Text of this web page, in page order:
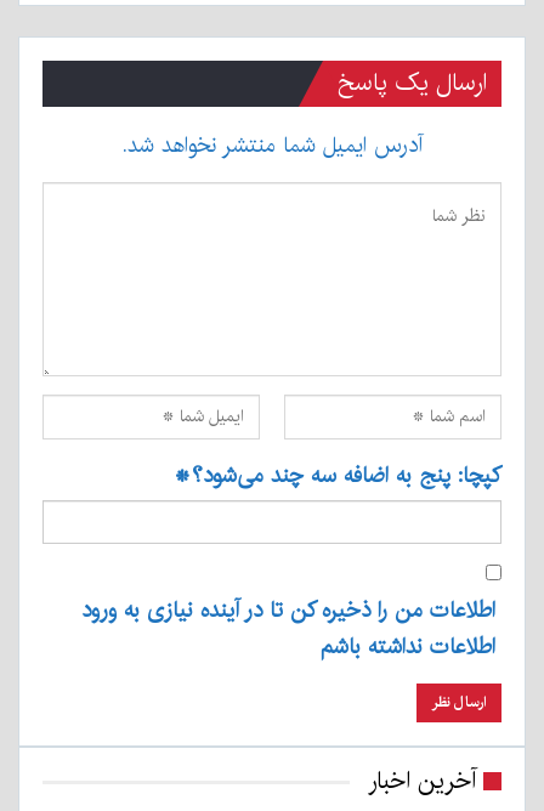
ارسال یک پاسخ
آدرس ایمیل شما منتشر نخواهد شد.
کپچا: پنج به اضافه سه چند می‌شود؟*
اطلاعات من را ذخیره کن تا در آینده نیازی به ورود
اطلاعات نداشته باشم
آخرین اخبار